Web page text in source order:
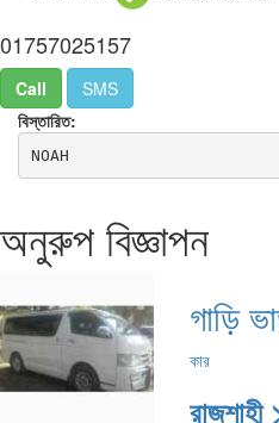
01757025157
Call
SMS
বিস্তারিত:
NOAH
অনুরুপ বিজ্ঞাপন
গাড়ি
কার